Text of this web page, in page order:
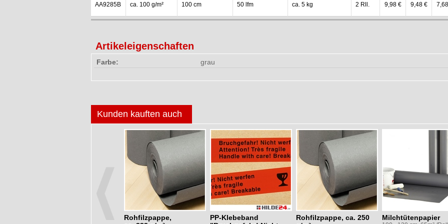
AA9285B ca. 100 g/m² 100 cm 50 lfm ca. 5 kg 2 Rll. 9,98 € 9,48 €
Artikeleigenschaften
Farbe: grau
Kunden kauften auch
Rohfilzpappe,
PP-Klebeband
Rohfilzpappe, ca. 250
Milchtütenpapier